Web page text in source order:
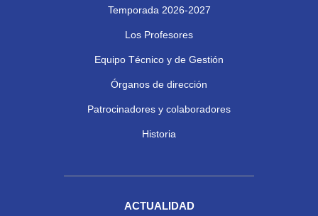
Temporada 2026-2027
Los Profesores
Equipo Técnico y de Gestión
Órganos de dirección
Patrocinadores y colaboradores
Historia
ACTUALIDAD